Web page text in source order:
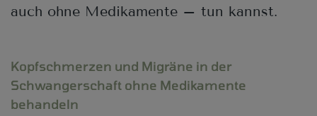
auch ohne Medikamente – tun kannst.
Kopfschmerzen und Migräne in der
Schwangerschaft ohne Medikamente
behandeln